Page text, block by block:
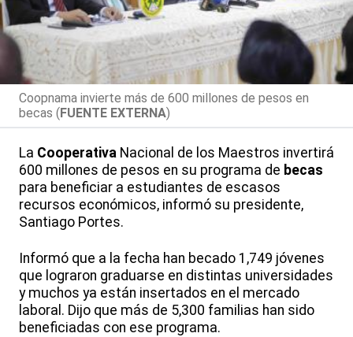
Coopnama invierte más de 600 millones de pesos en
becas (FUENTE EXTERNA)
La Cooperativa Nacional de los Maestros invertirá
600 millones de pesos en su programa de becas
para beneficiar a estudiantes de escasos
recursos económicos, informó su presidente,
Santiago Portes.
Informó que a la fecha han becado 1,749 jóvenes
que lograron graduarse en distintas universidades
y muchos ya están insertados en el mercado
laboral. Dijo que más de 5,300 familias han sido
beneficiadas con ese programa.